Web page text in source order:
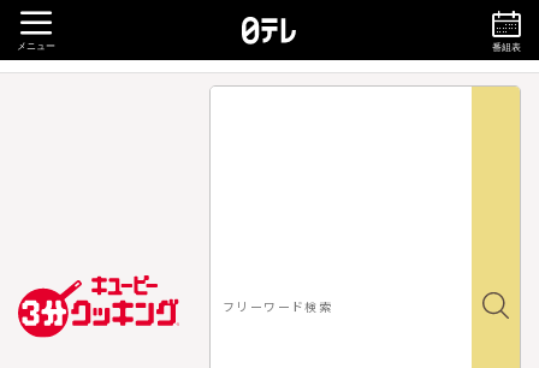
メニュー 番組表